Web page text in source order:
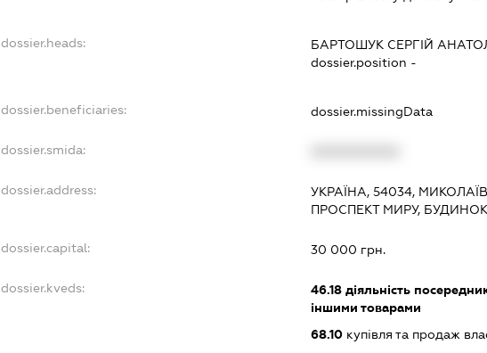
dossier.heads: БАРТОШУК СЕРГІЙ
dossier.position -
dossier.beneficiaries: dossier.missingData
dossier.smida:
dossier.address:
УКРАЇНА, 54034,
ПРОСПЕКТ МИРУ,
dossier.capital: 30 000 грн.
dossier.kveds: 46.18діяльність
іншими товарами
68.10купівля та продаж